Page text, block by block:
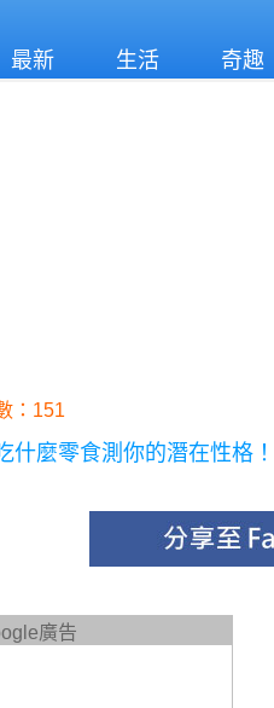
最新 生活 奇趣
：151
什麼零食測你的潛在性格！
廣告